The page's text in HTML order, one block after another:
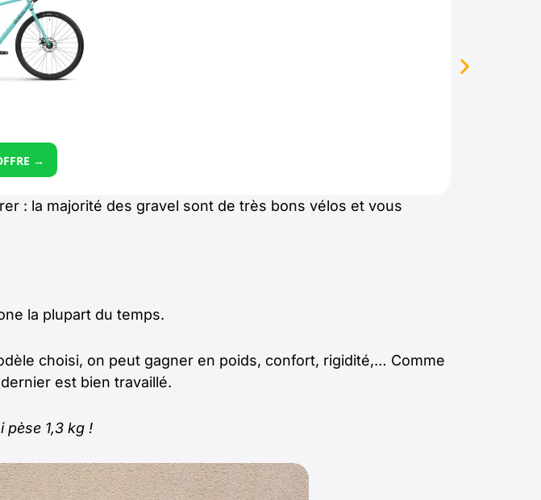
→
: la majorité des gravel sont de très bons vélos et vous
la plupart du temps.
choisi, on peut gagner en poids, confort, rigidité,… Comme
est bien travaillé.
pèse 1,3 kg !